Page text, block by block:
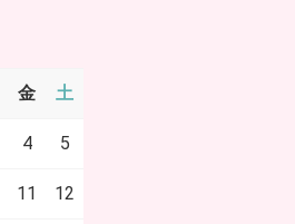
金 土
4 5
11 12